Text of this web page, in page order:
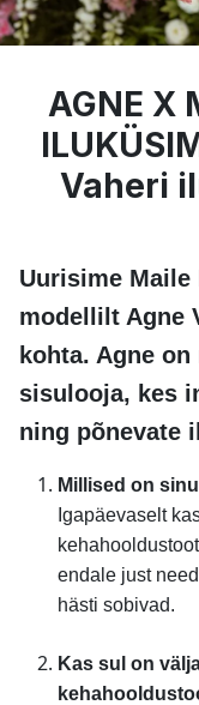
AGNE X
Vaheri
Uurisime Maile
modellilt Agne
kohta. Agne
sisulooja, kes
ning põnevate
Millised on
Igapäevaselt
endale just
hästi sobivad.
Kas sul on